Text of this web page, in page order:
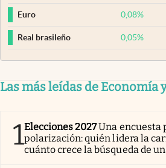
Euro 0,08%
Real brasileño 0,05%
Las más leídas de Economía
1Elecciones 2027Una encuesta
polarización: quién lidera la
cuánto crece la búsqueda de